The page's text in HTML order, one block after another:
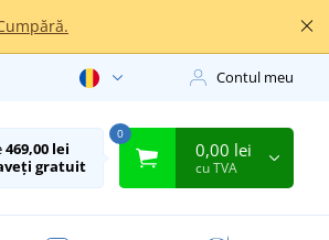
Contul meu
469,00 lei
gratuit
0
0,00 lei
cu TVA